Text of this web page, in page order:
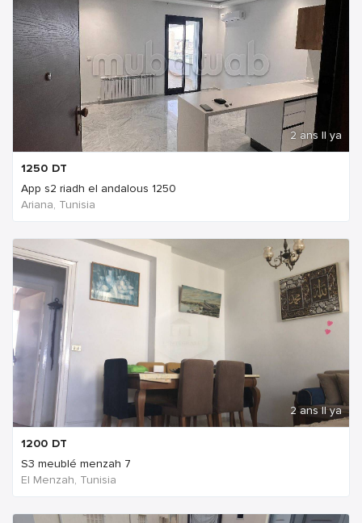
2 ans Il ya
1250 DT
App s2 riadh el andalous 1250
Ariana, Tunisia
2 ans Il ya
1200 DT
S3 meublé menzah 7
El Menzah, Tunisia